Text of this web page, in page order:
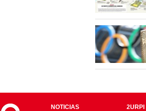
NOTICIAS
2URPI